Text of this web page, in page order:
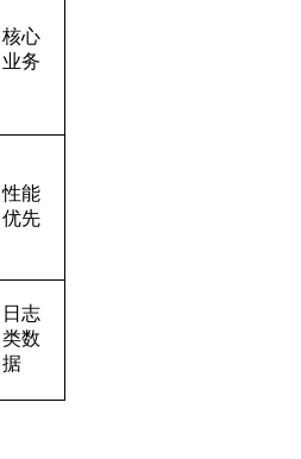
核心
业务
性能
优先
日志
类数
据